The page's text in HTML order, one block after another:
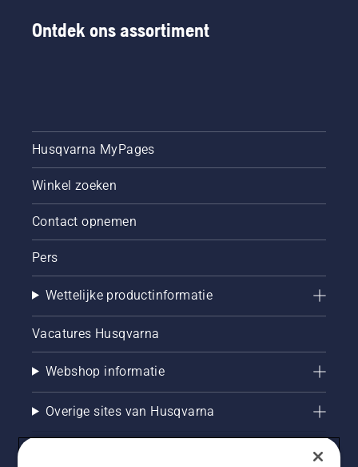
Ontdek ons assortiment
Husqvarna MyPages
Winkel zoeken
Contact opnemen
Pers
Wettelijke productinformatie
Vacatures Husqvarna
Webshop informatie
Overige sites van Husqvarna